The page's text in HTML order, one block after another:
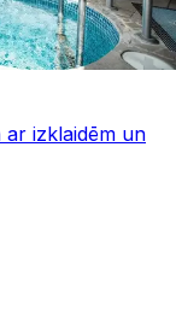
ar izklaidēm un